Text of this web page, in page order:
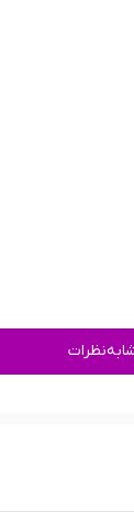
نظرات